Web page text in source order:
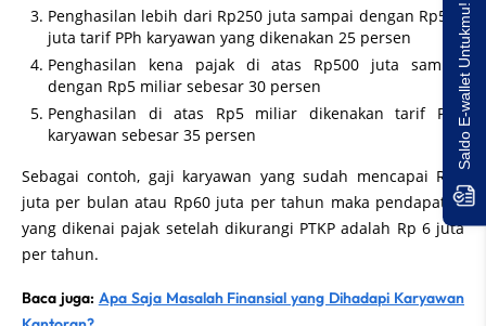
Penghasilan lebih dari Rp250 juta sampai dengan Rp500
juta tarif PPh karyawan yang dikenakan 25 persen
Penghasilan kena pajak di atas Rp500 juta sampai
dengan Rp5 miliar sebesar 30 persen
Penghasilan di atas Rp5 miliar dikenakan tarif PPh
karyawan sebesar 35 persen
Sebagai contoh, gaji karyawan yang sudah mencapai Rp5
juta per bulan atau Rp60 juta per tahun maka pendapatan
yang dikenai pajak setelah dikurangi PTKP adalah Rp 6 juta
per tahun.
Baca juga: Apa Saja Masalah Finansial yang Dihadapi Karyawan
Saldo E-wallet Untukmu!